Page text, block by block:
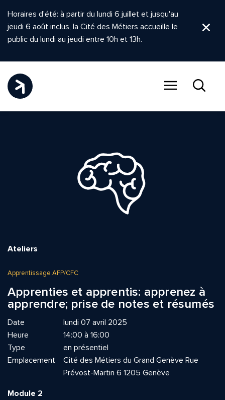
Horaires d'été: à partir du lundi 6 juillet et jusqu'au
jeudi 6 août inclus, la Cité des Métiers accueille le
public du lundi au jeudi entre 10h et 13h.
Ateliers
Apprentissage AFP/CFC
Apprenties et apprentis: apprenez à
apprendre; prise de notes et résumés
Date
lundi 07 avril 2025
Heure
14:00 à 16:00
Type
en présentiel
Emplacement
Cité des Métiers du Grand Genève Rue
Prévost-Martin 6 1205 Genève
Module 2